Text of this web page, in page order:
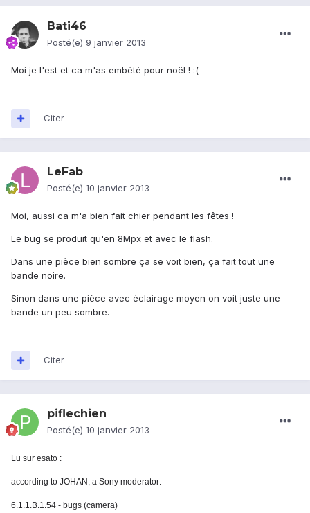
Bati46
Posté(e) 9 janvier 2013
Moi je l'est et ca m'as embêté pour noël ! :(
Citer
LeFab
Posté(e) 10 janvier 2013
Moi, aussi ca m'a bien fait chier pendant les fêtes !
Le bug se produit qu'en 8Mpx et avec le flash.
Dans une pièce bien sombre ça se voit bien, ça fait tout une
bande noire.
Sinon dans une pièce avec éclairage moyen on voit juste une
bande un peu sombre.
Citer
piflechien
Posté(e) 10 janvier 2013
Lu sur esato :
according to JOHAN, a Sony moderator:
6.1.1.B.1.54 - bugs (camera)